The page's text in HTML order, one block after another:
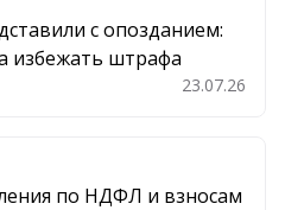
с опозданием:
избежать штрафа
23.07.26
по НДФЛ и взносам